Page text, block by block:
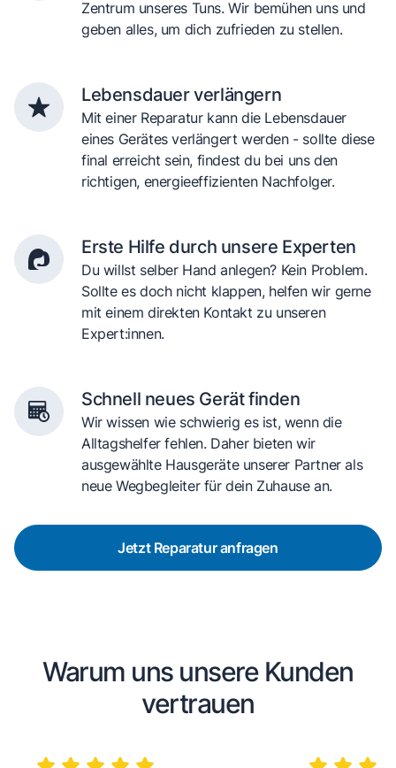
Zentrum unseres Tuns. Wir bemühen uns und
geben alles, um dich zufrieden zu stellen.
Lebensdauer verlängern
Mit einer Reparatur kann die Lebensdauer
eines Gerätes verlängert werden - sollte diese
final erreicht sein, findest du bei uns den
richtigen, energieeffizienten Nachfolger.
Erste Hilfe durch unsere Experten
Du willst selber Hand anlegen? Kein Problem.
Sollte es doch nicht klappen, helfen wir gerne
mit einem direkten Kontakt zu unseren
Expert:innen.
Schnell neues Gerät finden
Wir wissen wie schwierig es ist, wenn die
Alltagshelfer fehlen. Daher bieten wir
ausgewählte Hausgeräte unserer Partner als
neue Wegbegleiter für dein Zuhause an.
Jetzt Reparatur anfragen
Warum uns unsere Kunden
vertrauen